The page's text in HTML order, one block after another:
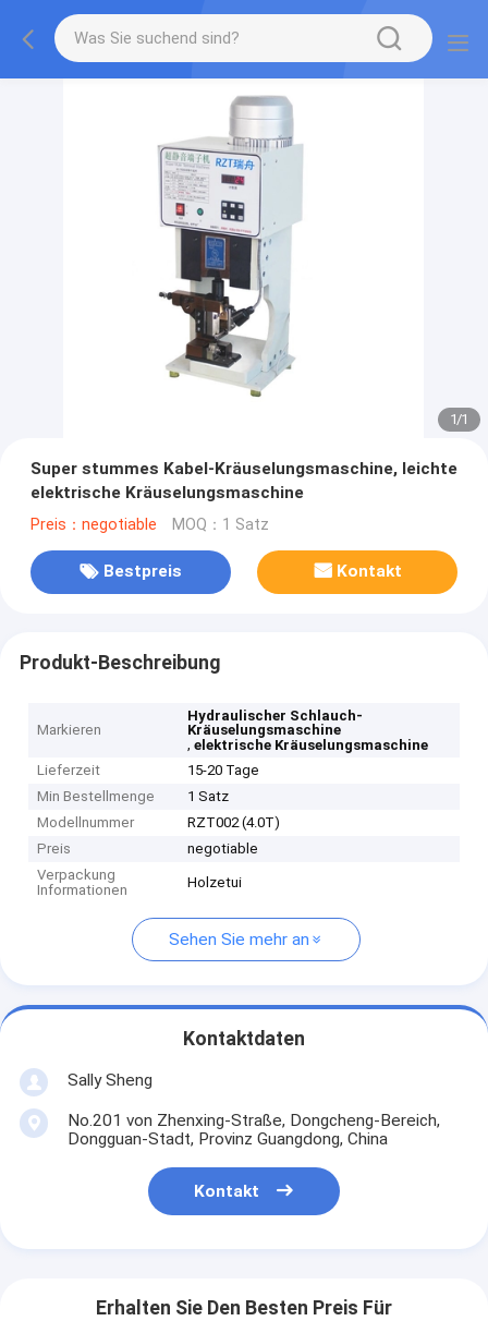
1/1
Super stummes Kabel-Kräuselungsmaschine, leichte
elektrische Kräuselungsmaschine
Preis：negotiable MOQ：1 Satz
Bestpreis Kontakt
Produkt-Beschreibung
Markieren
Hydraulischer Schlauch-
Kräuselungsmaschine
,elektrische Kräuselungsmaschine
Lieferzeit
15-20 Tage
Min Bestellmenge
1 Satz
Modellnummer
RZT002 (4.0T)
Preis
negotiable
Verpackung
Informationen
Holzetui
Sehen Sie mehr an
Kontaktdaten
Sally Sheng
No.201 von Zhenxing-Straße, Dongcheng-Bereich,
Dongguan-Stadt, Provinz Guangdong, China
Kontakt
Erhalten Sie Den Besten Preis Für